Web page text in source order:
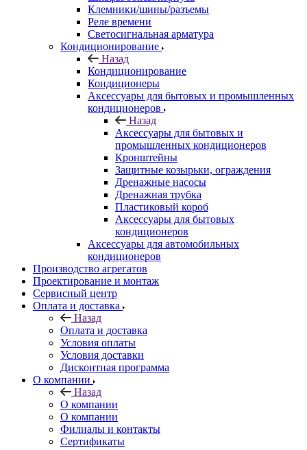
Клемники/шины/разъемы
Реле времени
Светосигнальная арматура
Кондиционирование
Назад
Кондиционирование
Кондиционеры
Аксессуары для бытовых и промышленных
кондиционеров
Назад
Аксессуары для бытовых и
промышленных кондиционеров
Кронштейны
Защитные козырьки, ограждения
Дренажные насосы
Дренажная трубка
Пластиковый короб
Аксессуары для бытовых
кондиционеров
Аксессуары для автомобильных
кондиционеров
Производство агрегатов
Проектирование и монтаж
Сервисный центр
Оплата и доставка
Назад
Оплата и доставка
Условия оплаты
Условия доставки
Дисконтная программа
О компании
Назад
О компании
О компании
Филиалы и контакты
Сертификаты